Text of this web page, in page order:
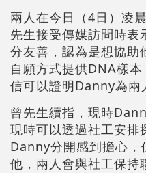
兩人在今日（4日）凌
先生接受傳媒訪問時表
分友善，認為是想協助
自願方式提供DNA樣
信可以證明Danny為兩
曾先生續指，現時
現時可以透過社工安排
Danny分開感到擔心，
他，兩人會與社工保持